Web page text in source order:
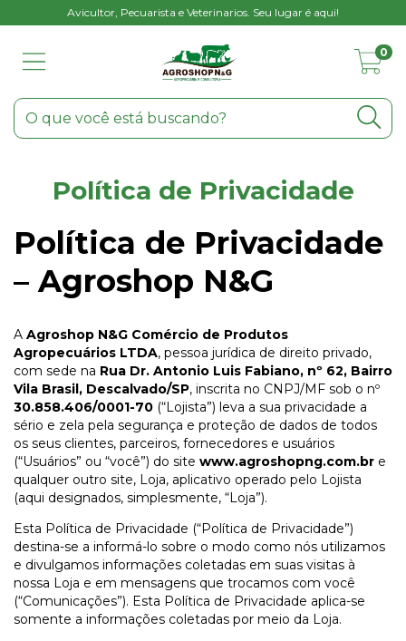
Avicultor, Pecuarista e Veterinarios. Seu lugar é aqui!
0
Política de Privacidade
Política de Privacidade
– Agroshop N&G
A Agroshop N&G Comércio de Produtos
Agropecuários LTDA, pessoa jurídica de direito privado,
com sede na Rua Dr. Antonio Luis Fabiano, nº 62, Bairro
Vila Brasil, Descalvado/SP, inscrita no CNPJ/MF sob o nº
30.858.406/0001-70 (“Lojista”) leva a sua privacidade a
sério e zela pela segurança e proteção de dados de todos
os seus clientes, parceiros, fornecedores e usuários
(“Usuários” ou “você”) do site www.agroshopng.com.br e
qualquer outro site, Loja, aplicativo operado pelo Lojista
(aqui designados, simplesmente, “Loja”).
Esta Política de Privacidade (“Política de Privacidade”)
destina-se a informá-lo sobre o modo como nós utilizamos
e divulgamos informações coletadas em suas visitas à
nossa Loja e em mensagens que trocamos com você
(“Comunicações”). Esta Política de Privacidade aplica-se
somente a informações coletadas por meio da Loja.